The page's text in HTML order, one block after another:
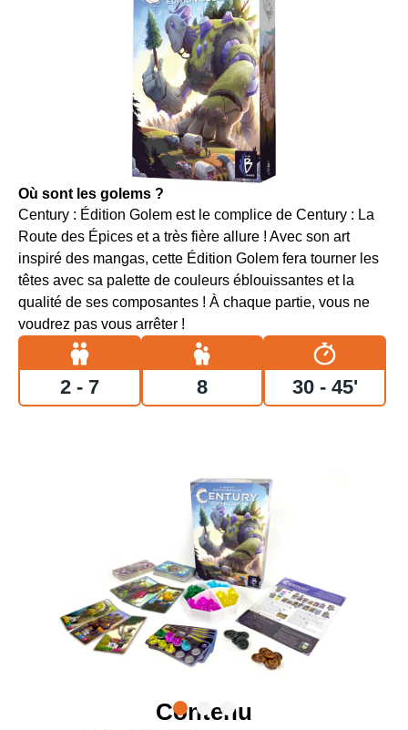
Où sont les golems ?
Century : Édition Golem est le complice de Century : La
Route des Épices et a très fière allure ! Avec son art
inspiré des mangas, cette Édition Golem fera tourner les
têtes avec sa palette de couleurs éblouissantes et la
qualité de ses composantes ! À chaque partie, vous ne
voudrez pas vous arrêter !
2 - 7 8 30 - 45'
Contenu